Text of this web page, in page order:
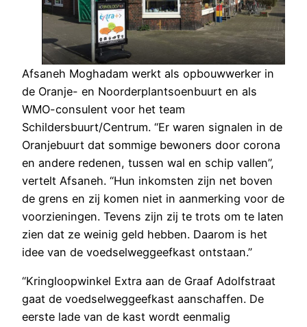
Afsaneh Moghadam werkt als opbouwwerker in
de Oranje- en Noorderplantsoenbuurt en als
WMO-consulent voor het team
Schildersbuurt/Centrum. “Er waren signalen in de
Oranjebuurt dat sommige bewoners door corona
en andere redenen, tussen wal en schip vallen”,
vertelt Afsaneh. “Hun inkomsten zijn net boven
de grens en zij komen niet in aanmerking voor de
voorzieningen. Tevens zijn zij te trots om te laten
zien dat ze weinig geld hebben. Daarom is het
idee van de voedselweggeefkast ontstaan.”
“Kringloopwinkel Extra aan de Graaf Adolfstraat
gaat de voedselweggeefkast aanschaffen. De
eerste lade van de kast wordt eenmalig